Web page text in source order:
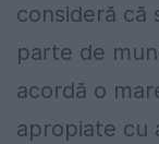
consideră că
parte de
acordă o
apropiate cu